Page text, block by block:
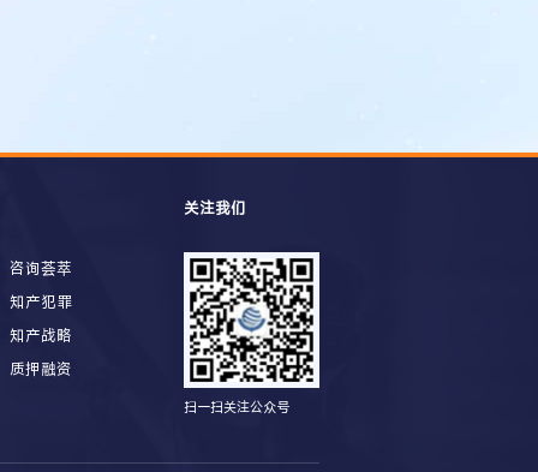
咨询荟萃
知产犯罪
知产战略
质押融资
关注我们
扫一扫关注公众号